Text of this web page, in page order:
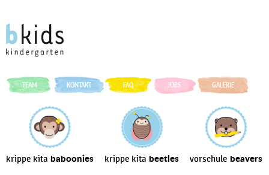
TEAM KONTAKT FAQ JOBS GALERIE